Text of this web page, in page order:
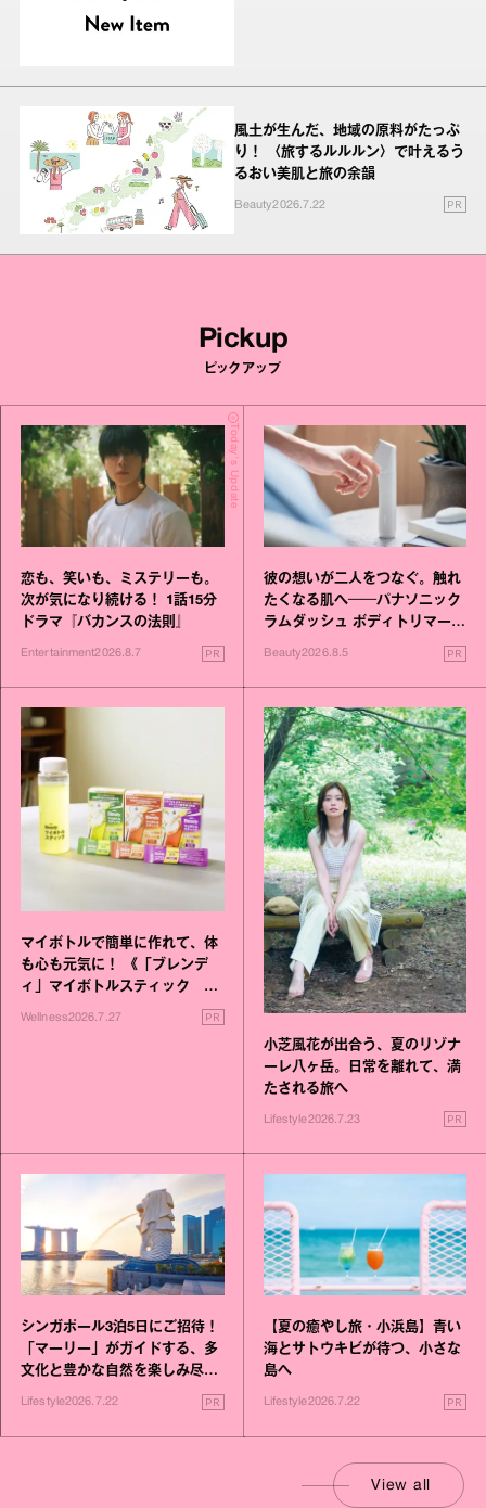
風土が生んだ、地域の原料がたっぷ
り！ 〈旅するルルルン〉で叶えるう
るおい美肌と旅の余韻
Beauty2026.7.22 PR
Pickup
ピックアップ
Today's Update
恋も、笑いも、ミステリーも。
次が気になり続ける！ 1話15分
ドラマ『バカンスの法則』
Entertainment2026.8.7 PR
彼の想いが二人をつなぐ。触れ
たくなる肌へ──パナソニック
ラムダッシュ ボディトリマーが
進化！
Beauty2026.8.5 PR
マイボトルで簡単に作れて、体
も心も元気に！ 《「ブレンデ
ィ」マイボトルスティック い
いこと毎日》シリーズが誕生
Wellness2026.7.27 PR
小芝風花が出合う、夏のリゾナ
ーレ八ヶ岳。日常を離れて、満
たされる旅へ
Lifestyle2026.7.23 PR
シンガポール3泊5日にご招待！
「マーリー」がガイドする、多
文化と豊かな自然を楽しみ尽く
Lifestyle2026.7.22 PR
【夏の癒やし旅・小浜島】青い
海とサトウキビが待つ、小さな
島へ
Lifestyle2026.7.22 PR
View all